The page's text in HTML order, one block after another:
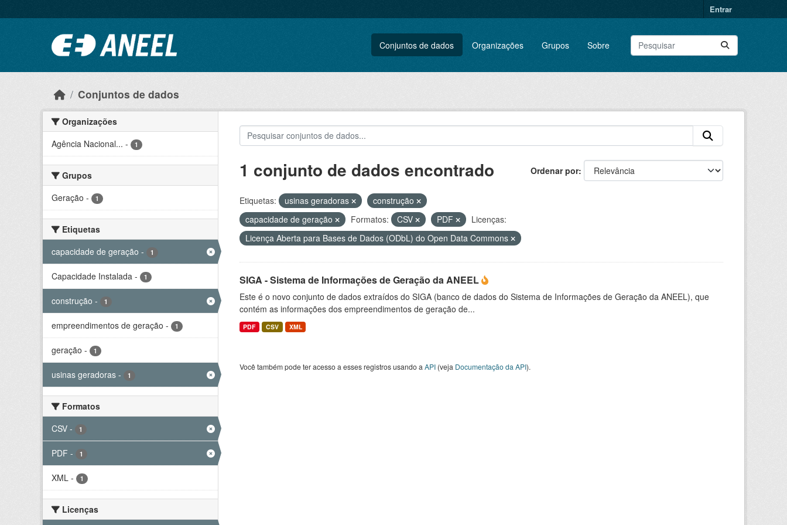
Entrar
Conjuntos de dados Organizações Grupos Sobre
Conjuntos de dados
Organizações
Agência Nacional... - 1
Grupos
Geração - 1
Etiquetas
capacidade de geração - 1
Capacidade Instalada - 1
construção - 1
empreendimentos de geração - 1
geração - 1
usinas geradoras - 1
Formatos
CSV - 1
PDF - 1
XML - 1
Licenças
Ordenar por
1 conjunto de dados encontrado
Etiquetas: usinas geradoras
construção
capacidade de geração
Formatos: CSV PDF
Licenças:
Licença Aberta para Bases de Dados (ODbL) do Open Data Commons
SIGA - Sistema de Informações de Geração da ANEEL
Este é o novo conjunto de dados extraídos do SIGA (banco de dados do Sistema de Informações de Geração da ANEEL), que
contém as informações dos empreendimentos de geração de...
PDF CSV XML
Você também pode ter acesso a esses registros usando a API(veja Documentação da API).